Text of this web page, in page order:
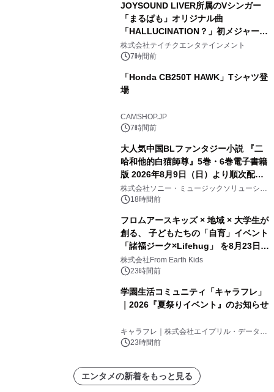
JOYSOUND LIVER所属のVシンガー
「まるぱも」オリジナル曲
「HALLUCINATION？」初メジャー配
信リリース決定！
株式会社テイチクエンタテインメント
7時間前
「Honda CB250T HAWK」Tシャツ登
場
CAMSHOP.JP
7時間前
大人気中国BLファンタジー小説 『二
哈和他的白猫師尊』5巻・6巻電子書籍
版 2026年8月9日（日）より順次配信
開始
株式会社ソニー・ミュージックソリューショ
ンズ18時間前
フロムアースキッズ × 地域 × 大学生が
創る、 子どもたちの「自育」イベント
「諸福ジーク×Lifehug」 を8月23日
(日)開催
株式会社From Earth Kids
23時間前
学園生活コミュニティ「キャラフレ」
｜2026『夏祭りイベント』のお知らせ
キャラフレ｜株式会社エイプリル・データ・
デザインズ
23時間前
エンタメの新着をもっと見る